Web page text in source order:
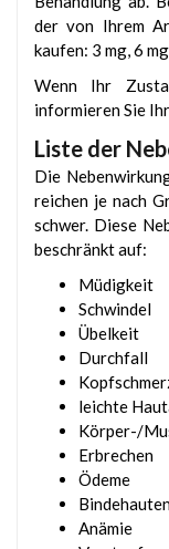
der von Ihrem
kaufen: 3 mg, 6
Wenn Ihr
informieren Sie
Liste der
Die
reichen je nach
schwer. Diese
beschränkt auf:
Müdigkeit
Schwindel
Übelkeit
Durchfall
leichte
Körper-/
Erbrechen
Ödeme
Anämie